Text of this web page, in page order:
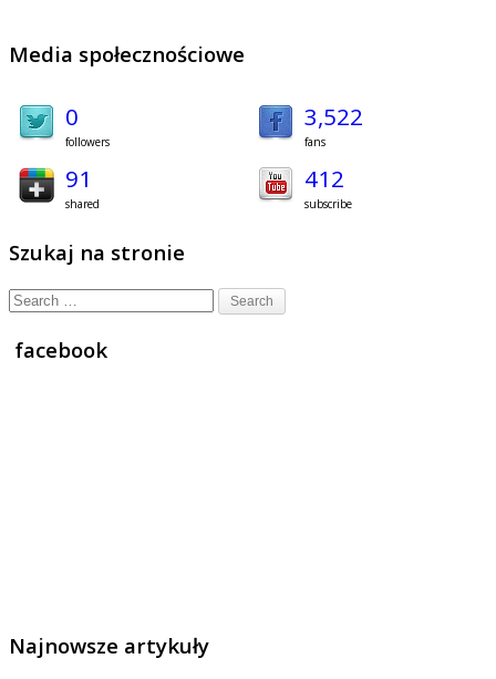
Media społecznościowe
0
followers
3,522
fans
91
shared
412
subscribe
Szukaj na stronie
Search
facebook
Najnowsze artykuły